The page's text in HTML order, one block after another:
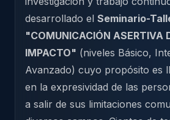
desarrollado el Seminario-
"COMUNICACIÓN ASERTIVA
IMPACTO" (niveles Básico,
Avanzado) cuyo propósito es
en la expresividad de las
a salir de sus limitaciones